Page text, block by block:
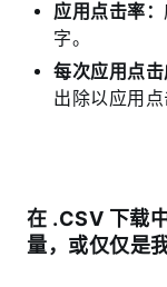
应用点击率：
字。
每次应用点
出除以应用点
在 .CSV 下载
量，或仅仅是